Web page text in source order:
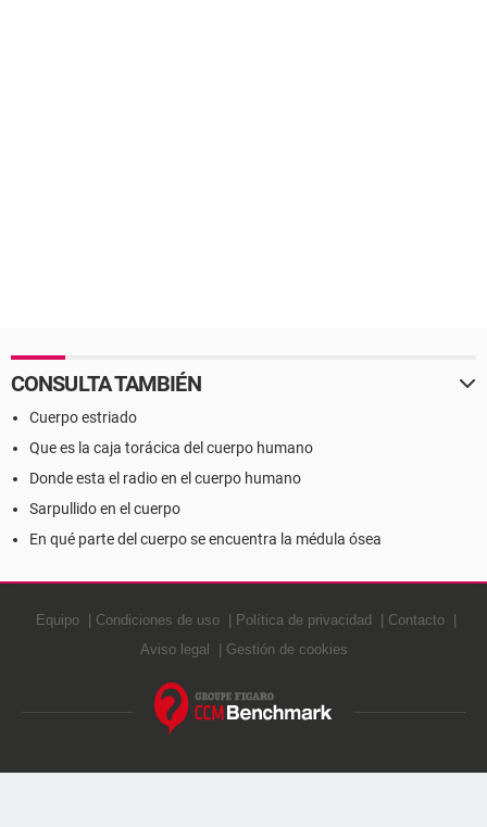
CONSULTA TAMBIÉN
Cuerpo estriado
Que es la caja torácica del cuerpo humano
Donde esta el radio en el cuerpo humano
Sarpullido en el cuerpo
En qué parte del cuerpo se encuentra la médula ósea
Equipo Condiciones de uso Política de privacidad
Contacto
Aviso legal
Gestión de cookies